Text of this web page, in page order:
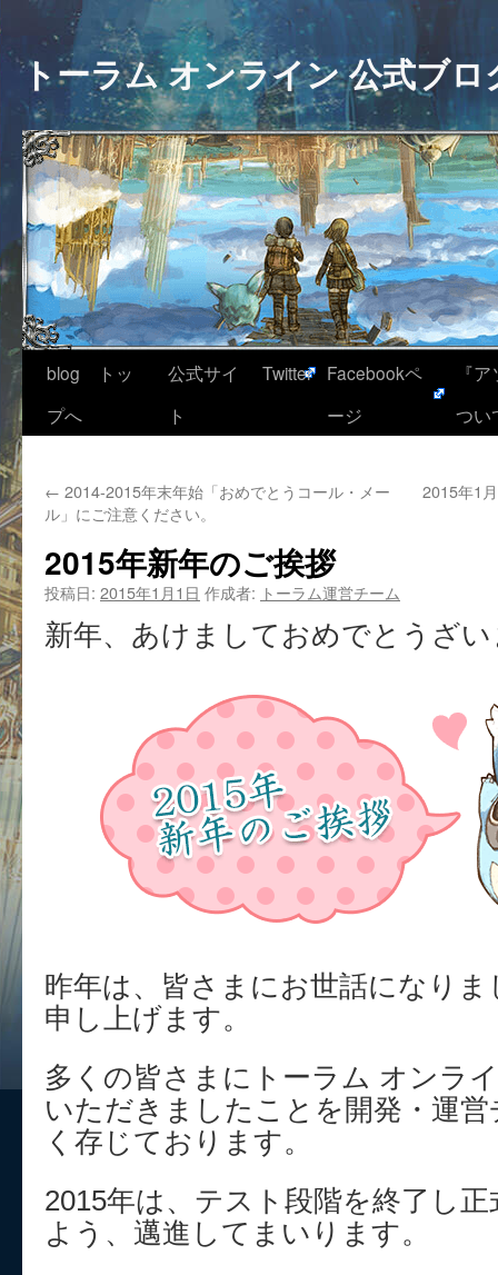
トーラム オンライン 公式ブロ
blog トッ
プへ
公式サイ
ト
Twitter
Facebookペ
ージ
『
つい
← 2014-2015年末年始「おめでとうコール・メー
ル」にご注意ください。
2015年1
2015年新年のご挨拶
投稿日: 2015年1月1日 作成者: トーラム運営チーム
新年、あけましておめでとうざ
昨年は、皆さまにお世話になり
申し上げます。
多くの皆さまにトーラム オンラ
いただきましたことを開発・運
く存じております。
2015年は、テスト段階を終了し
よう、邁進してまいります。